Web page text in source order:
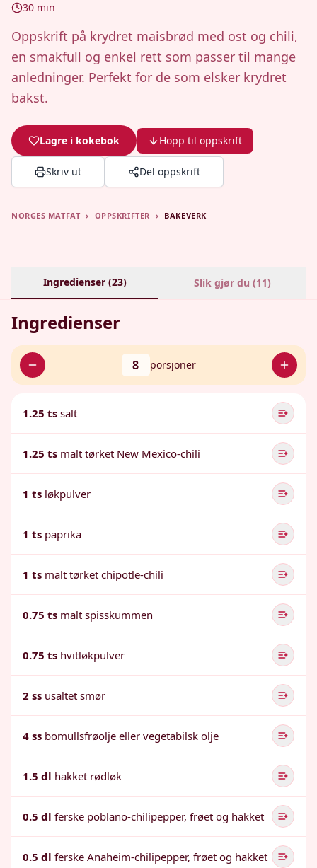
30 min
Oppskrift på krydret maisbrød med ost og chili,
en smakfull og enkel rett som passer til mange
anledninger. Perfekt for de som elsker krydret
bakst.
Lagre i kokebok Hopp til oppskrift
Skriv ut Del oppskrift
NORGES MATFAT › OPPSKRIFTER › BAKEVERK
Ingredienser (23) Slik gjør du (11)
Ingredienser
8 porsjoner
1.25 ts salt
1.25 ts malt tørket New Mexico-chili
1 ts løkpulver
1 ts paprika
1 ts malt tørket chipotle-chili
0.75 ts malt spisskummen
0.75 ts hvitløkpulver
2 ss usaltet smør
4 ss bomullsfrøolje eller vegetabilsk olje
1.5 dl hakket rødløk
0.5 dl ferske poblano-chilipepper, frøet og hakket
0.5 dl ferske Anaheim-chilipepper, frøet og hakket